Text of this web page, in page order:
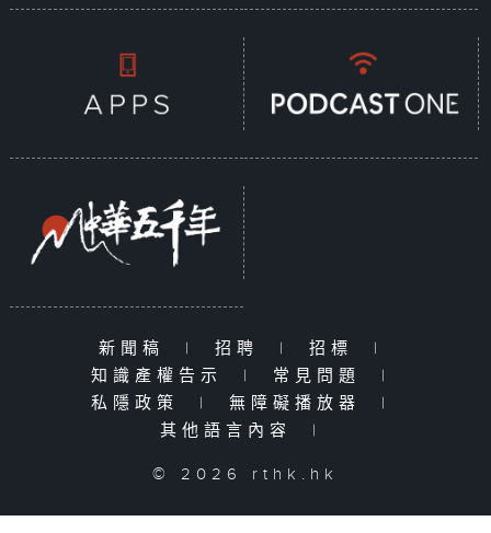
新聞稿 | 招聘 | 招標
|
知識產權告示
| 常見問題
|
私隱政策
| 無障礙播放器
|
其他語言內容
|
© 2026 rthk.hk